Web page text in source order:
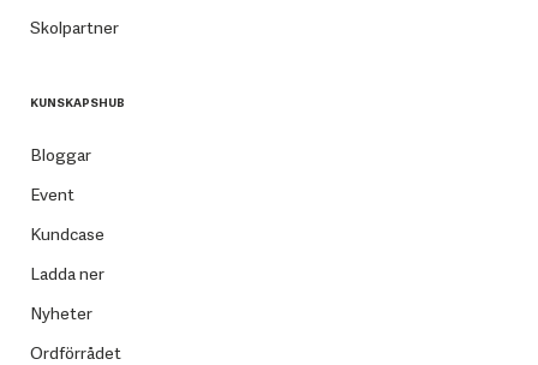
Skolpartner
KUNSKAPSHUB
Bloggar
Event
Kundcase
Ladda ner
Nyheter
Ordförrådet